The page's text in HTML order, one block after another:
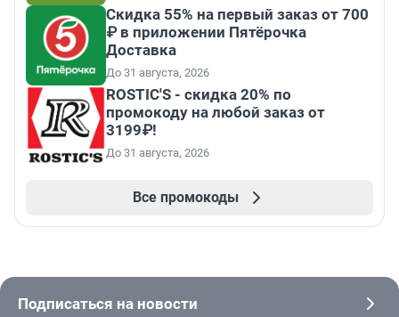
Скидка 55% на первый заказ от 700
₽ в приложении Пятёрочка
Доставка
До 31 августа, 2026
ROSTIC'S - скидка 20% по
промокоду на любой заказ от
3199₽!
До 31 августа, 2026
Все промокоды
Подписаться на новости